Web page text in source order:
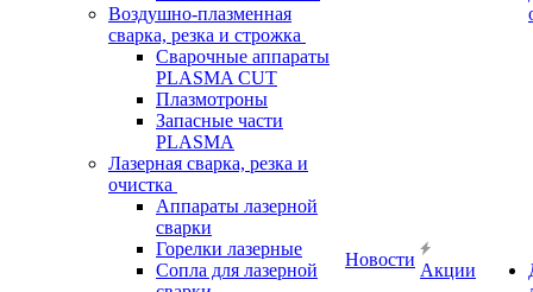
Воздушно-плазменная
сварка, резка и строжка
Сварочные аппараты
PLASMA CUT
Плазмотроны
Запасные части
PLASMA
Лазерная сварка, резка и
очистка
Аппараты лазерной
сварки
Горелки лазерные
Сопла для лазерной
Новости
Акции